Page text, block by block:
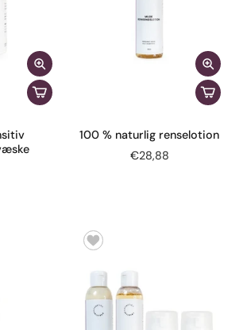
100 % naturlig renselotion
€28,88